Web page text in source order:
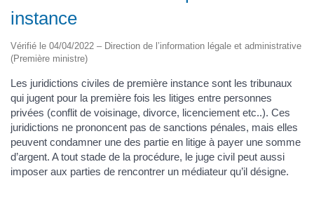
instance
Vérifié le 04/04/2022 – Direction de l’information légale et administrative
(Première ministre)
Les juridictions civiles de première instance sont les tribunaux
qui jugent pour la première fois les litiges entre personnes
privées (conflit de voisinage, divorce, licenciement etc..). Ces
juridictions ne prononcent pas de sanctions pénales, mais elles
peuvent condamner une des partie en litige à payer une somme
d’argent. A tout stade de la procédure, le juge civil peut aussi
imposer aux parties de rencontrer un médiateur qu’il désigne.